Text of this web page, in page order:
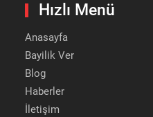
Hızlı Menü
Anasayfa
Bayilik Ver
Blog
Haberler
İletişim